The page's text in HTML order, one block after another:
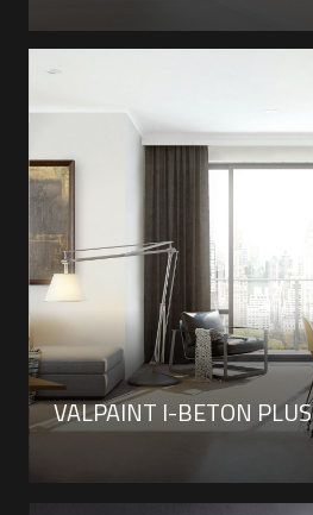
VALPAINT I-BETON PLUS